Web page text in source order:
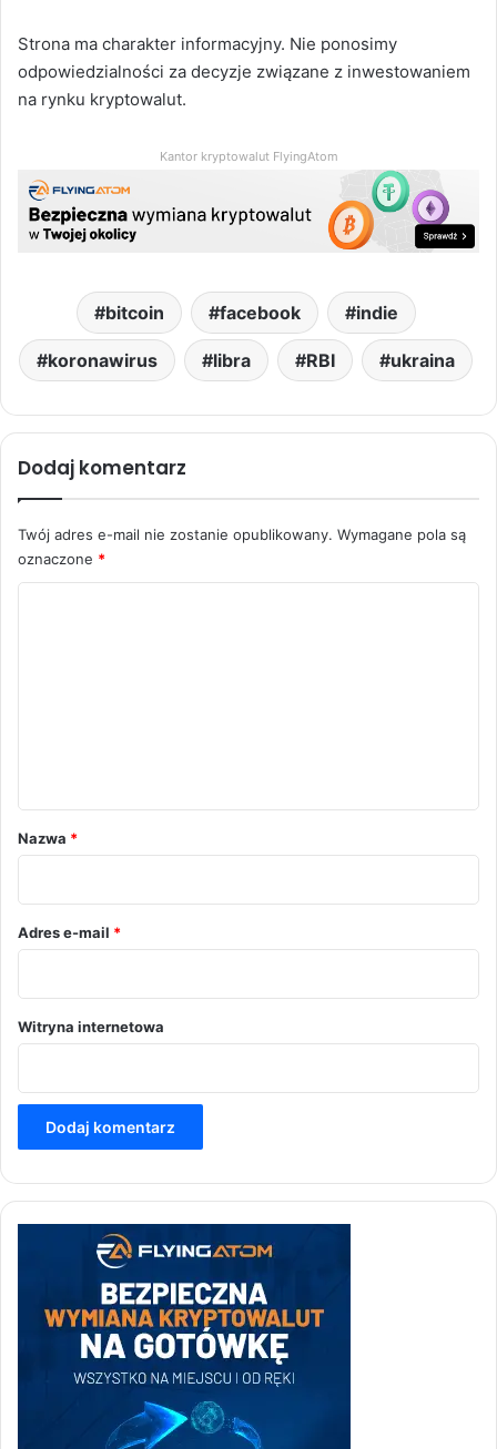
Strona ma charakter informacyjny. Nie ponosimy
odpowiedzialności za decyzje związane z inwestowaniem
na rynku kryptowalut.
Kantor kryptowalut FlyingAtom
bitcoin facebook indie
koronawirus libra RBI ukraina
Dodaj komentarz
Twój adres e-mail nie zostanie opublikowany. Wymagane pola są
oznaczone *
r
*
Nazwa *
Adres e-mail *
Witryna internetowa